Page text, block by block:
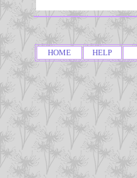
HOME HELP